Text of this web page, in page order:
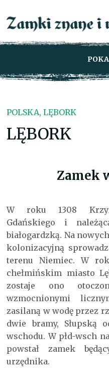
POLSKA, LĘBORK
LĘBORK
Zamek
W roku 1308
Gdańskiego i
białogardzką. Na
kolonizacyjną
terenu Niemiec. W
chełmińskim miasto
zostaje ono
wzmocnionymi
zasilaną w wodę przez
dwie bramy, Słupską
wschodu. W płd-wsch
powstał zamek
urzędnika.